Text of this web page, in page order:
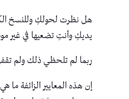
هل نظرت لحولكِ وللنسخ
يديكِ وأنتِ تضعيها في غير
ربما لم تلحظي ذلك ولم
إن هذه المعايير الزائفة